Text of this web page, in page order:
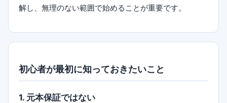
解し、無理のない範囲で始めることが重要です。
初心者が最初に知っておきたいこと
1. 元本保証ではない